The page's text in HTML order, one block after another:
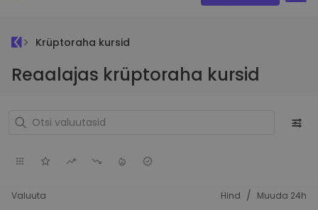
Krüptoraha kursid
Reaalajas krüptoraha kursid
Valuuta Hind / Muuda 24h